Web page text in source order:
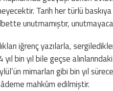
Tarih her türlü
unutmamıştır,
iğrenç yazılarla,
bin yıl bile geçse
mimarları gibi bin yıl
mahkûm edilmiştir.